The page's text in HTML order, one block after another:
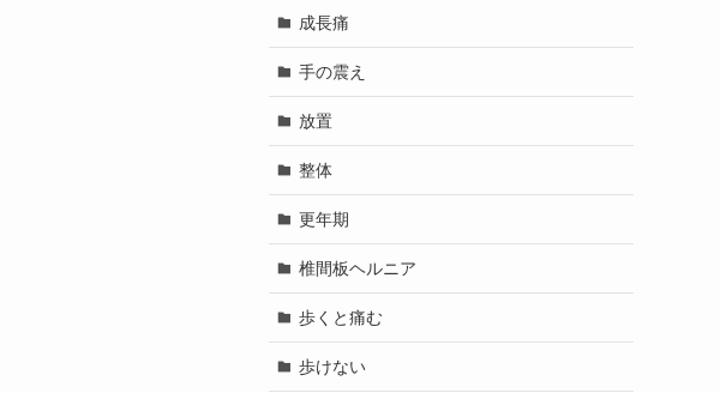
成長痛
手の震え
放置
整体
更年期
椎間板ヘルニア
歩くと痛む
歩けない